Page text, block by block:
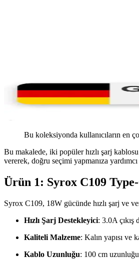
Bu koleksiyonda kullanıcıların en
Bu makalede, iki popüler hızlı şarj
vererek, doğru seçimi yapmanıza yardımcı
Ürün 1: Syrox C109
Syrox C109, 18W gücünde hızlı şarj ve
Hızlı Şarj Destekleyici: 3.0A çıkış
Kaliteli Malzeme: Kalın yapısı ve
Kablo Uzunluğu: 100 cm